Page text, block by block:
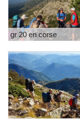
gr 20 en corse